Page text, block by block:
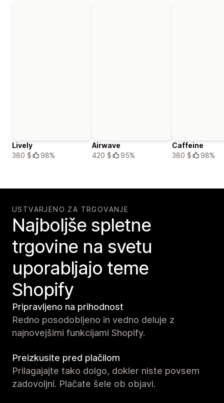
Lively
380 $
98%
Airwave
420 $
95%
Caffeine
380 $
98%
USTVARJENO ZA TRGOVANJE
Najboljše spletne
trgovine na svetu
uporabljajo teme
Shopify
Pripravljeno na prihodnost
Redno posodobljeno in vedno deluje z
najnovejšimi funkcijami Shopify.
Preizkusite pred plačilom
Prilagajajte tako dolgo, dokler niste povsem
zadovoljni. Plačate šele ob objavi.